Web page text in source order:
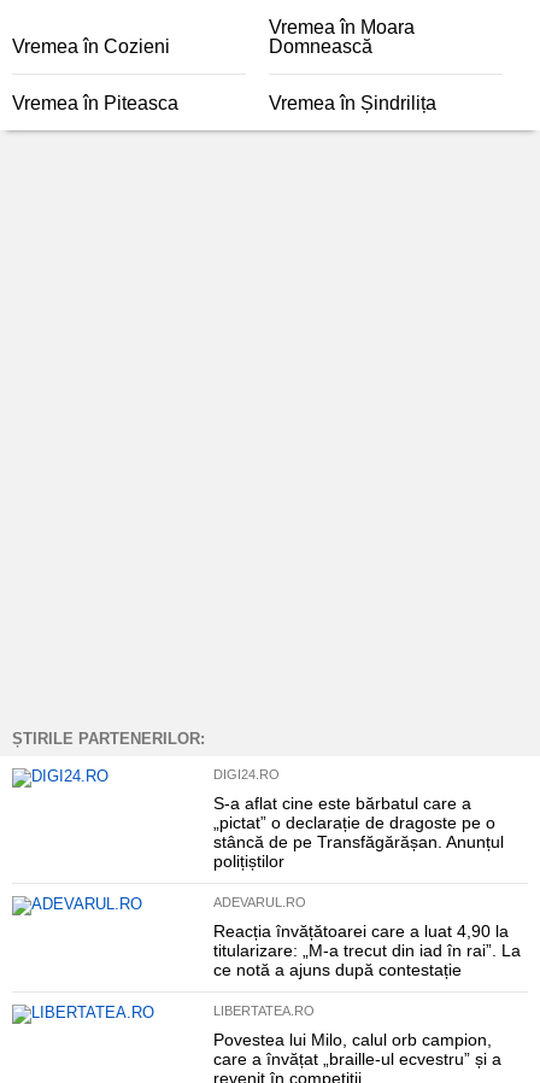
Vremea în Cozieni
Vremea în Moara
Domnească
Vremea în Piteasca Vremea în Șindrilița
ȘTIRILE PARTENERILOR:
DIGI24.RO
S-a aflat cine este bărbatul care a
„pictat” o declarație de dragoste pe o
stâncă de pe Transfăgărășan. Anunțul
polițiștilor
ADEVARUL.RO
Reacția învățătoarei care a luat 4,90 la
titularizare: „M-a trecut din iad în rai”. La
ce notă a ajuns după contestație
LIBERTATEA.RO
Povestea lui Milo, calul orb campion,
care a învățat „braille-ul ecvestru” și a
revenit în competiții